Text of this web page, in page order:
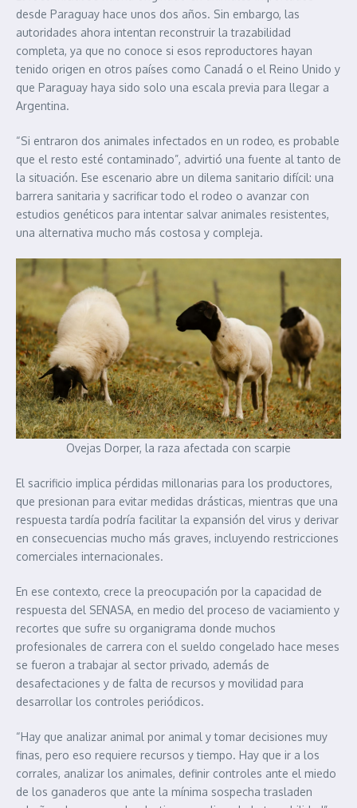
desde Paraguay hace unos dos años. Sin embargo, las
autoridades ahora intentan reconstruir la trazabilidad
completa, ya que no conoce si esos reproductores hayan
tenido origen en otros países como Canadá o el Reino Unido y
que Paraguay haya sido solo una escala previa para llegar a
Argentina.
“Si entraron dos animales infectados en un rodeo, es probable
que el resto esté contaminado”, advirtió una fuente al tanto de
la situación. Ese escenario abre un dilema sanitario difícil: una
barrera sanitaria y sacrificar todo el rodeo o avanzar con
estudios genéticos para intentar salvar animales resistentes,
una alternativa mucho más costosa y compleja.
Ovejas Dorper, la raza afectada con scarpie
El sacrificio implica pérdidas millonarias para los productores,
que presionan para evitar medidas drásticas, mientras que una
respuesta tardía podría facilitar la expansión del virus y derivar
en consecuencias mucho más graves, incluyendo restricciones
comerciales internacionales.
En ese contexto, crece la preocupación por la capacidad de
respuesta del SENASA, en medio del proceso de vaciamiento y
recortes que sufre su organigrama donde muchos
profesionales de carrera con el sueldo congelado hace meses
se fueron a trabajar al sector privado, además de
desafectaciones y de falta de recursos y movilidad para
desarrollar los controles periódicos.
“Hay que analizar animal por animal y tomar decisiones muy
finas, pero eso requiere recursos y tiempo. Hay que ir a los
corrales, analizar los animales, definir controles ante el miedo
de los ganaderos que ante la mínima sospecha trasladen